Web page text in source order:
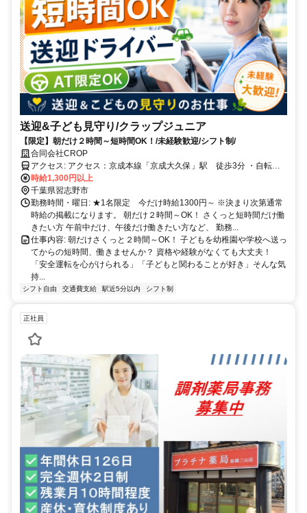
送迎&子ども見守り/クラップジュニア
【限定】朝だけ２時間～短時間OK！/未経験歓迎/シフト制/
合同会社CROP
アクセス: アクセス：京成本線「京成大久保」駅 徒歩3分 ・自転車
通勤可
時給1,300円以上
千葉県習志野市
勤務時間・曜日: ★1名限定 今だけ時給1300円～ ※決まり次第通常
時給の掲載になります。 朝だけ２時間～OK！ さくっと短時間だけ働
きたい方 午前中だけ、午後だけ働きたい方など、 勤務...
仕事内容: 朝だけさくっと２時間～OK！ 子どもを幼稚園や学校へ送っ
てからの短時間、働きませんか？ 資格や経験がなくても大丈夫！
「安全運転を心がけられる」「子どもと関わることが好き」そんな気
持...
シフト自由 交通費支給 駅近5分以内 シフト制
正社員